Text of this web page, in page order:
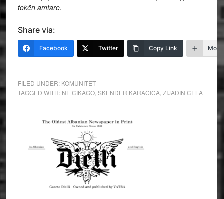
tokën amtare.
Share via:
Facebook Twitter Copy Link More
FILED UNDER: KOMUNITET
TAGGED WITH: NE CIKAGO, SKENDER KARACICA, ZIJADIN CELA